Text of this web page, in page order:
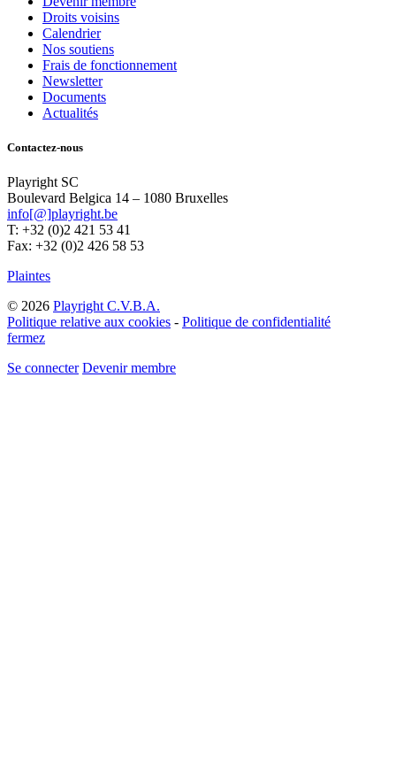
Droits voisins
Calendrier
Nos soutiens
Frais de fonctionnement
Newsletter
Documents
Actualités
Contactez-nous
Playright SC
Boulevard Belgica 14 – 1080 Bruxelles
info[@]playright.be
T: +32 (0)2 421 53 41
Fax: +32 (0)2 426 58 53
Plaintes
© 2026 Playright C.V.B.A.
Politique relative aux cookies - Politique de confidentialité
fermez
Se connecter Devenir membre